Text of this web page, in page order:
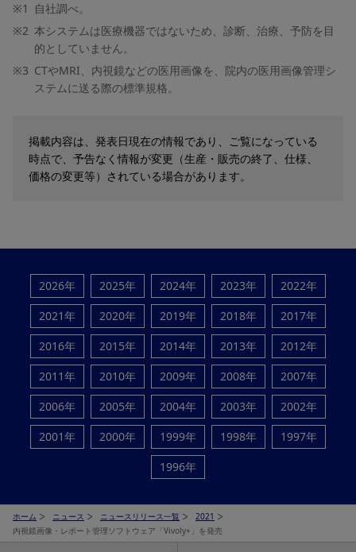
※1
自社調べ。
※2 本システムは医療機器ではないため、診断、治療、予防を目
的としていません。
※3 CTやMRI、内視鏡などの医用画像を、院内の医用画像管理シ
ステムに送る際の標準規格。
掲載内容は、発表日現在の情報であり、ご覧になっている
時点で、予告なく情報が変更（生産・販売の終了、仕様、
価格の変更等）されている場合があります。
2026年 2025年 2024年 2023年
2022年
2021年
2020年 2019年 2018年
2017年
2016年
2015年 2014年 2013年
2012年
2011年
2010年 2009年 2008年
2007年
2006年
2005年 2004年 2003年
2002年
2001年
2000年 1999年 1998年
1997年
1996年
ホーム ニュース ニュースリリース一覧
2021
内視鏡画像・レポート管理ソフトウェア「Vivoly+」を発売